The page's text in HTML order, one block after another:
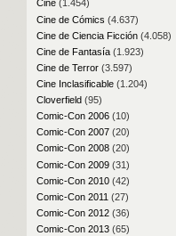
Cine(1.454)
Cine de Cómics (4.637)
Cine de Ciencia Ficción(4.058)
Cine de Fantasía(1.923)
Cine de Terror(3.597)
Cine Inclasificable(1.204)
Cloverfield(95)
Comic-Con 2006(10)
Comic-Con 2007(20)
Comic-Con 2008(20)
Comic-Con 2009(31)
Comic-Con 2010(42)
Comic-Con 2011 (27)
Comic-Con 2012(36)
Comic-Con 2013(65)